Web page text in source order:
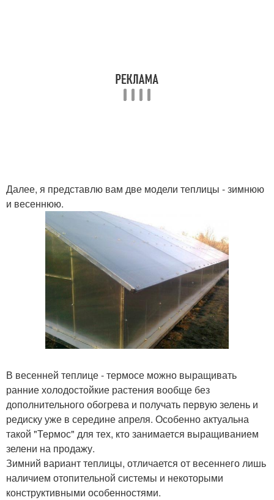
Далее, я представлю вам две модели теплицы - зимнюю
и весеннюю.
В весенней теплице - термосе можно выращивать
ранние холодостойкие растения вообще без
дополнительного обогрева и получать первую зелень и
редиску уже в середине апреля. Особенно актуальна
такой "Термос" для тех, кто занимается выращиванием
зелени на продажу.
Зимний вариант теплицы, отличается от весеннего лишь
наличием отопительной системы и некоторыми
конструктивными особенностями.